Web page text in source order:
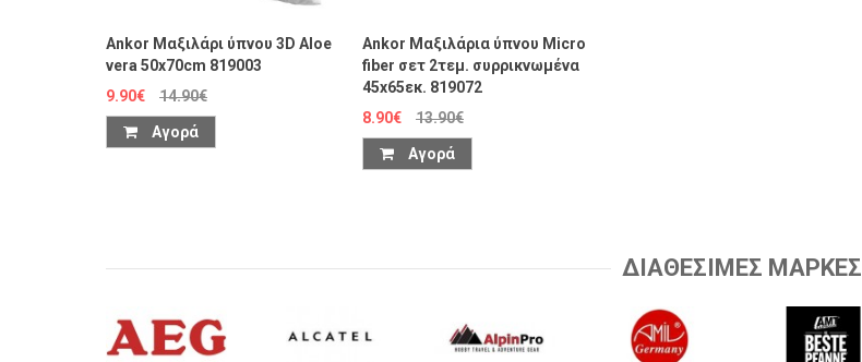
Ankor Μαξιλάρι ύπνου 3D Aloe
vera 50x70cm 819003
9.90€
14.90€
Αγορά
Ankor Μαξιλάρια ύπνου Micro
fiber σετ 2τεμ. συρρικνωμένα
45x65εκ. 819072
8.90€
13.90€
Αγορά
ΔΙΑΘΕΣΙΜΕΣ ΜΑΡΚΕΣ